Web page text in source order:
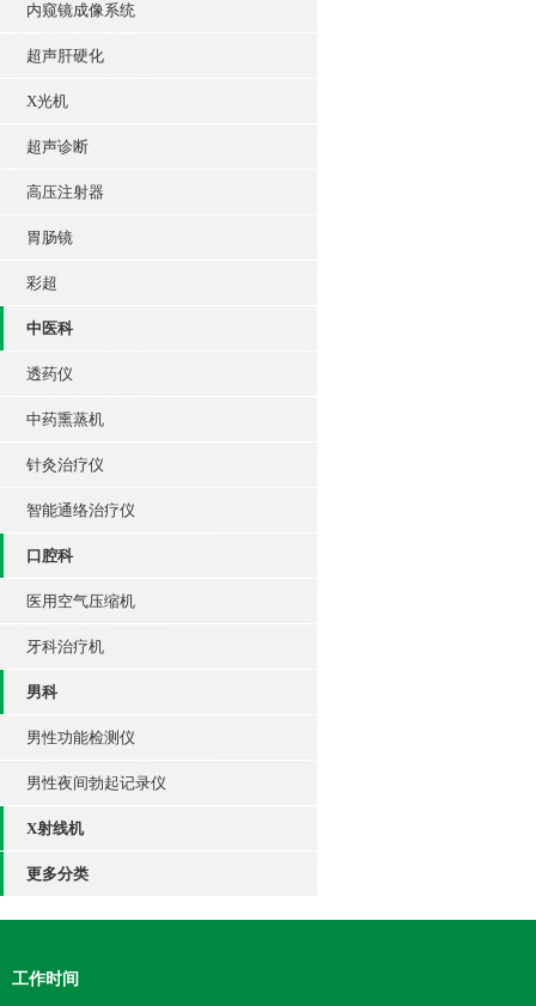
内窥镜成像系统
超声肝硬化
X光机
超声诊断
高压注射器
胃肠镜
彩超
中医科
透药仪
中药熏蒸机
针灸治疗仪
智能通络治疗仪
口腔科
医用空气压缩机
牙科治疗机
男科
男性功能检测仪
男性夜间勃起记录仪
X射线机
更多分类
工作时间